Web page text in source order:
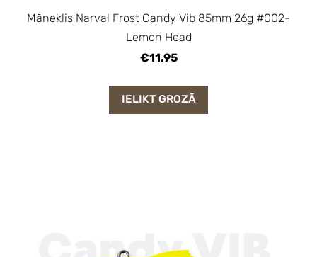
Māneklis Narval Frost Candy Vib 85mm 26g #002-
Lemon Head
€11.95
IELIKT GROZĀ